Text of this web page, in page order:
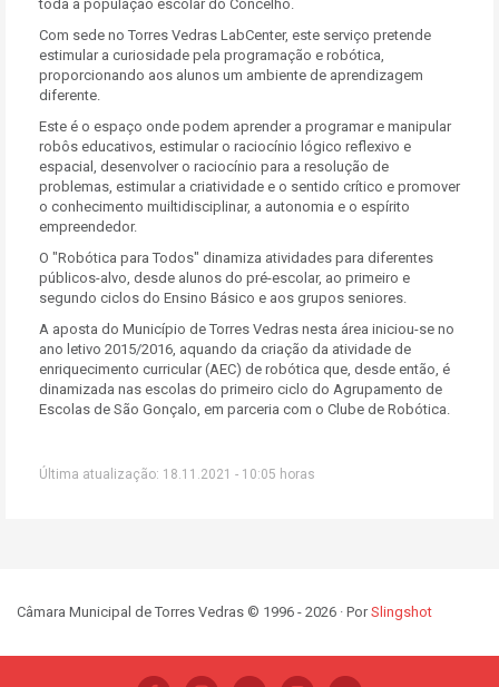
toda a população escolar do Concelho.
Com sede no Torres Vedras LabCenter, este serviço pretende
estimular a curiosidade pela programação e robótica,
proporcionando aos alunos um ambiente de aprendizagem
diferente.
Este é o espaço onde podem aprender a programar e manipular
robôs educativos, estimular o raciocínio lógico reflexivo e
espacial, desenvolver o raciocínio para a resolução de
problemas, estimular a criatividade e o sentido crítico e promover
o conhecimento muiltidisciplinar, a autonomia e o espírito
empreendedor.
O "Robótica para Todos" dinamiza atividades para diferentes
públicos-alvo, desde alunos do pré-escolar, ao primeiro e
segundo ciclos do Ensino Básico e aos grupos seniores.
A aposta do Município de Torres Vedras nesta área iniciou-se no
ano letivo 2015/2016, aquando da criação da atividade de
enriquecimento curricular (AEC) de robótica que, desde então, é
dinamizada nas escolas do primeiro ciclo do Agrupamento de
Escolas de São Gonçalo, em parceria com o Clube de Robótica.
Última atualização: 18.11.2021 - 10:05 horas
Câmara Municipal de Torres Vedras © 1996 - 2026 · PorSlingshot